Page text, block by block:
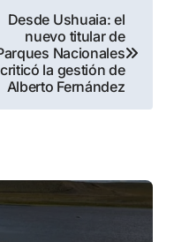
Desde Ushuaia: el
nuevo titular de
Nacionales
criticó la gestión de
Alberto Fernández